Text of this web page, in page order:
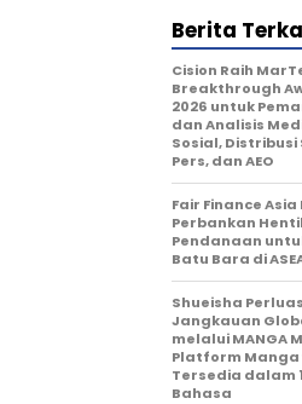
Berita
Cision Raih
Breakthrough
2026 untuk
dan Analisis
Sosial, Distribusi
Pers, dan AEO
Fair Finance Asia
Perbankan
Pendanaan
Batu Bara di
Shueisha Perluas
Jangkauan
melalui MANGA
Platform Manga
Tersedia dalam
Bahasa